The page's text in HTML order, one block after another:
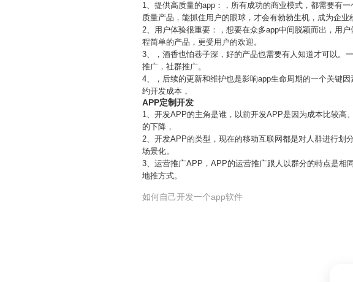
1、提供高质量的app：，所有成功的商业模式，都需要有
质量产品，能抓住用户的眼球，才会有勃勃生机，成为企业
2、用户体验很重要：，想要在众多app中间脱颖而出，用
程简单的产品，更受用户的欢迎。
3、，酒香也怕巷子深，好的产品也需要有人知道才可以。
推广，社群推广。
4、，后续的更新和维护也是影响app生命周期的一个关键
约开发成本，
APP定制开发
1、开发APP的主角是谁，以前开发APP是因为成本比较
的下降，
2、开发APP的类型，现在的移动互联网都是对人群进行划
场景化。
3、运营推广APP，APP的运营推广跟人以群分的特点是相
地推方式。
如何自己开发一个app软件